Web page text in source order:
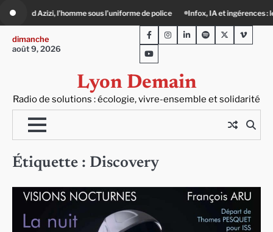
content
sous l’uniforme de police Infox, IA et ingérences : le journalisme peut-il
dimanche
août 9, 2026
Lyon Demain
Radio de solutions : écologie, vivre-ensemble et solidarité
FacebookInstagram
LinkedInSpotifyTwitterViméo
Youtube
Étiquette : Discovery